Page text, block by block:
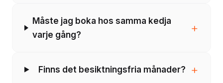
Måste jag boka hos samma kedja
varje gång?
+
Finns det besiktningsfria månader? +